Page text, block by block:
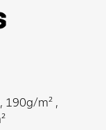
m² ,